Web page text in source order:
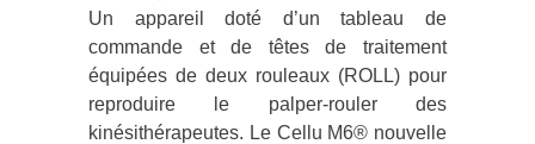
Un appareil doté d’un tableau de
commande et de têtes de traitement
équipées de deux rouleaux (ROLL) pour
reproduire le palper-rouler des
kinésithérapeutes. Le Cellu M6® nouvelle